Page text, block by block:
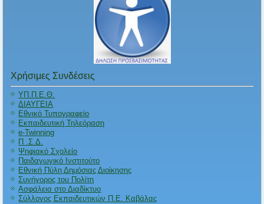
Χρήσιμες Συνδέσεις
ΥΠ.Π.Ε.Θ.
ΔΙΑΥΓΕΙΑ
Εθνικό Τυπογραφείο
Εκπαιδευτική Τηλεόραση
e-Twinning
Π .Σ.Δ.
Ψηφιακό Σχολείο
Παιδαγωγικό Ινστιτούτο
Εθνική Πύλη Δημόσιας Διοίκησης
Συνήγορος του Πολίτη
Ασφάλεια στο Διαδίκτυο
Σύλλογος Εκπαιδευτικών Π.Ε. Καβάλας